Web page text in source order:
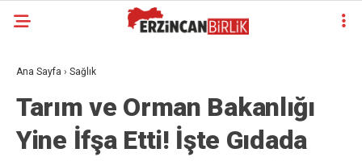
Ana Sayfa › Sağlık
Tarım ve Orman Bakanlığı
Yine İfşa Etti! İşte Gıdada